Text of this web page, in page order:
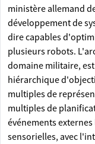
ministère allemand
développement de
dire capables
plusieurs robots.
domaine militaire,
hiérarchique
multiples de
multiples de
événements
sensorielles, avec